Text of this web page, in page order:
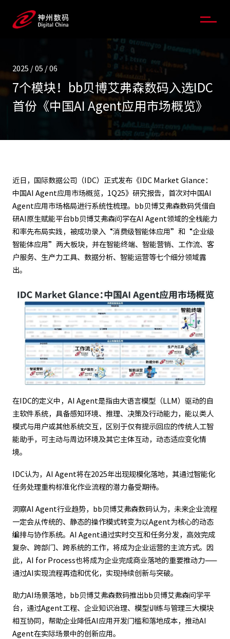
2025 / 05 / 06
7个模块！bb贝博艾弗森数码入选IDC
首份《中国AI Agent应用市场概览》
近日，国际数据公司（IDC）正式发布《IDC Market Glance：
中国AI Agent应用市场概览，1Q25》研究报告，首次对中国AI
Agent应用市场格局进行系统性梳理。bb贝博艾弗森数码凭借自
研AI原生赋能平台bb贝博艾弗森问学在AI Agent领域的全栈能力
和率先布局实践，被成功录入“消费级智能体应用”和“企业级
智能体应用”两大板块，并在智能终端、智能营销、工作流、客
户服务、生产力工具、数据分析、智能运营等七个细分领域露
出。
在IDC的定义中，AI Agent是指由大语言模型（LLM）驱动的自
主软件系统，具备感知环境、推理、决策及行动能力，能以类人
模式与用户或其他系统交互，区别于仅有提示回应的传统人工智
能助手，可主动与周边环境及其它主体互动，动态适应变化情
境。
IDC认为，AI Agent将在2025年出现规模化落地，其通过智能化
任务处理重构标准化作业流程的潜力备受期待。
洞察AI Agent行业趋势，bb贝博艾弗森数码认为，未来企业流程
一定会从传统的、静态的操作模式转变为以Agent为核心的动态
编排与协作系统。AI Agent通过实时交互和任务分发，高效完成
复杂、跨部门、跨系统的工作，将成为企业运营的主流方式。因
此，AI for Process也将成为企业完成商业落地的重要推动力——
通过AI实现流程再造和优化，实现持续创新与突破。
助力AI场景落地，bb贝博艾弗森数码推出bb贝博艾弗森问学平
台，通过Agent工程、企业知识治理、模型训练与管理三大模块
相互协同，帮助企业降低AI应用开发门槛和落地成本，推动AI
Agent在实际场景中的创新应用。